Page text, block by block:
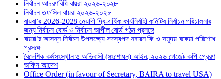
নির্বাচন আচরণবিধি বায়রা ২০২৬-২০২৮
নির্বাচন তফসিল বায়রা ২০২৬-২০২৮
বায়রা’র 2026-2028 মেয়াদী দ্বি-বার্ষিক কার্যনির্বাহী কমিটির নির্বাচন পরিচালনার
জন্য নির্বাচন বোর্ড ও নির্বাচন আপীল বোর্ড গঠন প্রসঙ্গে
বায়রা’র আসন্ন নির্বাচন উপলক্ষ্যে সদস্যপদ নবায়ন ফি ও সমুদয় বকেয়া পরিশোধ
প্রসঙ্গে
বৈদেশিক কর্মসংস্থান ও অভিবাসী (সংশোধন) আইন, ২০২৬ গেজেট কপি প্রেরণ
অফিস আদেশ
Office Order (in favour of Secretary, BAIRA to travel USA)